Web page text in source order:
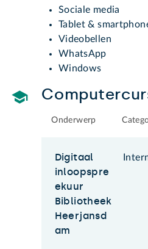
Sociale media
Tablet &
Videobellen
WhatsApp
Windows
Onderwerp
Digitaal
inloopspre
ekuur
Bibliotheek
Heerjansd
am